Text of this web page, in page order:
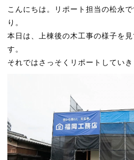
こんにちは。リポート担当の松永
り。
本日は、上棟後の木工事の様子を
す。
それではさっそくリポートしていき